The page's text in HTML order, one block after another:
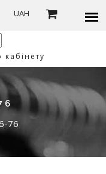
UAH
кабінету
76